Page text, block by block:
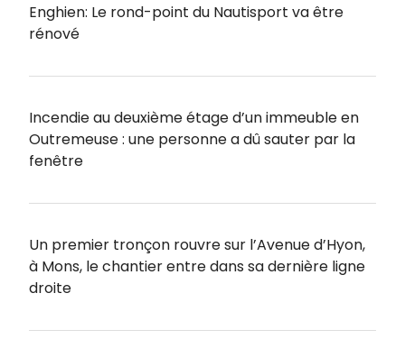
Enghien: Le rond-point du Nautisport va être
rénové
Incendie au deuxième étage d’un immeuble en
Outremeuse : une personne a dû sauter par la
fenêtre
Un premier tronçon rouvre sur l’Avenue d’Hyon,
à Mons, le chantier entre dans sa dernière ligne
droite